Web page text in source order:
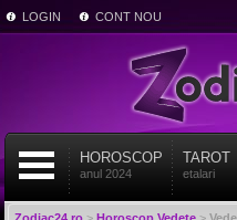
LOGIN CONT NOU
HOROSCOP
anul 2024
TAROT
etalari